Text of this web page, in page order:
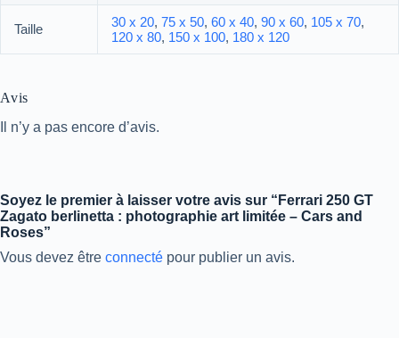
Taille 30 x 20, 75 x 50, 60 x 40, 90 x 60, 105 x 70,
120 x 80, 150 x 100, 180 x 120
Avis
Il n’y a pas encore d’avis.
Soyez le premier à laisser votre avis sur “Ferrari 250 GT
Zagato berlinetta : photographie art limitée – Cars and
Roses”
Vous devez être connecté pour publier un avis.